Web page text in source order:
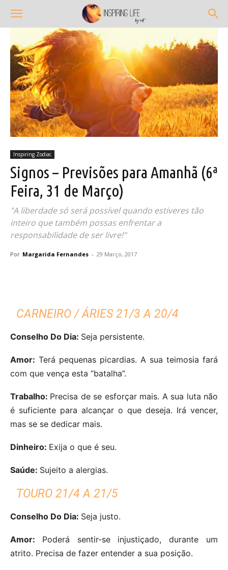
Inspiring Zodiac
Signos – Previsões para Amanhã (6ª
Feira, 31 de Março)
"A liberdade só será possível quando estiveres tão
inteiro que também possas enfrentar a
responsabilidade de ser livre!"
Por Margarida Fernandes - 29 Março, 2017
CARNEIRO / ÁRIES 21/3 A 20/4
Conselho Do Dia: Seja persistente.
Amor: Terá pequenas picardias. A sua teimosia fará
com que vença esta “batalha”.
Trabalho: Precisa de se esforçar mais. A sua luta não
é suficiente para alcançar o que deseja. Irá vencer,
mas se se dedicar mais.
Dinheiro: Exija o que é seu.
Saúde: Sujeito a alergias.
TOURO 21/4 A 21/5
Conselho Do Dia: Seja justo.
Amor: Poderá sentir-se injustiçado, durante um
atrito. Precisa de fazer entender a sua posição.